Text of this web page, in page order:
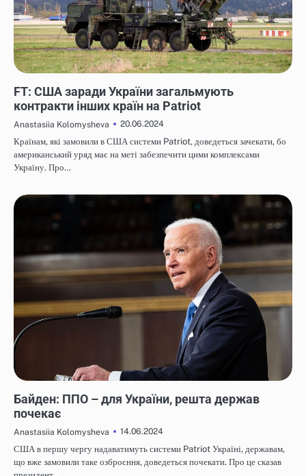
FT: США заради України загальмують
контракти інших країн на Patriot
Anastasiia Kolomysheva
20.06.2024
Країнам, які замовили в США системи Patriot, доведеться зачекати, бо
американський уряд має на меті забезпечити цими комплексами
Україну. Про…
Байден: ППО – для України, решта держав
почекає
Anastasiia Kolomysheva
14.06.2024
США в першу чергу надаватимуть системи Patriot Україні, державам,
що вже замовили таке озброєння, доведеться почекати. Про це сказав